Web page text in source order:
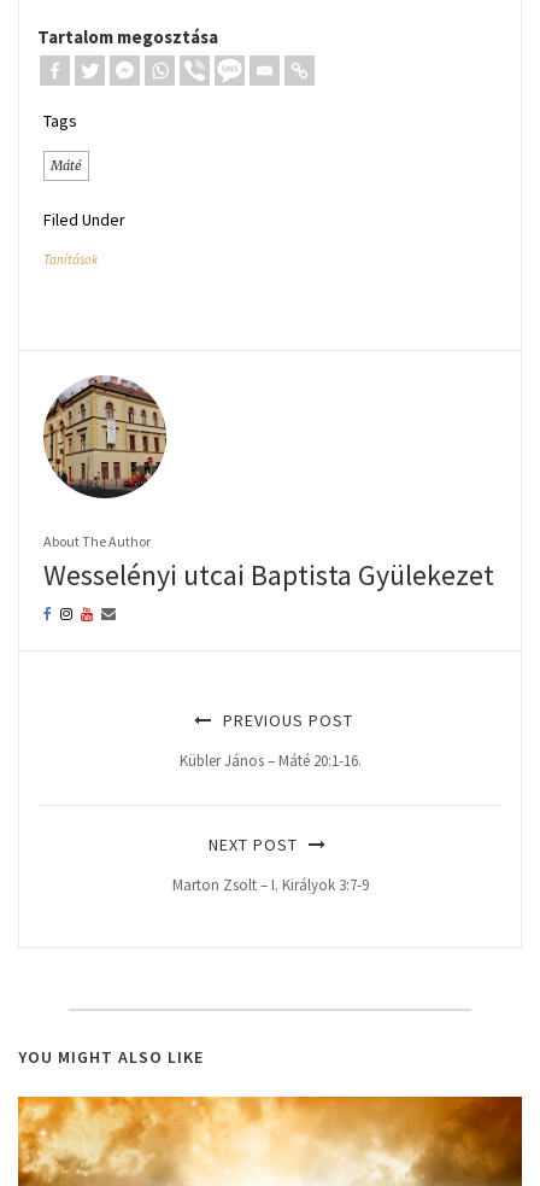
Tartalom megosztása
Tags
Máté
Filed Under
Tanítások
About The Author
Wesselényi utcai Baptista Gyülekezet
PREVIOUS POST
Kübler János – Máté 20:1-16.
NEXT POST
Marton Zsolt – I. Királyok 3:7-9
YOU MIGHT ALSO LIKE